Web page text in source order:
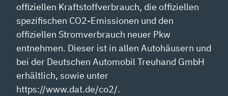
offiziellen Kraftstoffverbrauch, die offiziellen
spezifischen CO2-Emissionen und den
offiziellen Stromverbrauch neuer Pkw
entnehmen. Dieser ist in allen Autohäusern und
bei der Deutschen Automobil Treuhand GmbH
erhältlich, sowie unter
https://www.dat.de/co2/.